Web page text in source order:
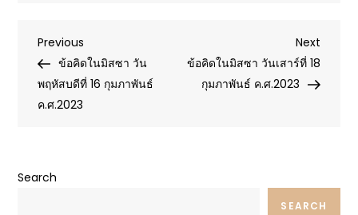
Post
navigation
Previous
Post
Previous
ข้อคิดในมิสซา วัน
พฤหัสบดีที่ 16 กุมภาพันธ์
ค.ศ.2023
Next
Post
Next
ข้อคิดในมิสซา วันเสาร์ที่ 18
กุมภาพันธ์ ค.ศ.2023
Search
SEARCH